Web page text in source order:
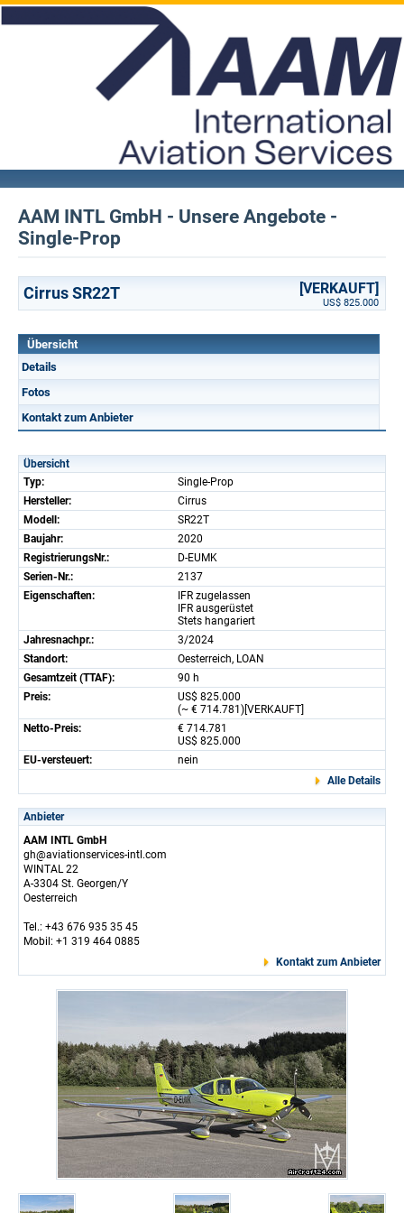
AAM INTL GmbH - Unsere Angebote -
Single-Prop
Cirrus SR22T [VERKAUFT]
US$ 825.000
Übersicht
Details
Fotos
Kontakt zum Anbieter
Übersicht
Typ:
Single-Prop
Hersteller:
Cirrus
Modell:
SR22T
Baujahr:
2020
RegistrierungsNr.:
D-EUMK
Serien-Nr.:
2137
Eigenschaften:
IFR zugelassen
IFR ausgerüstet
Stets hangariert
Jahresnachpr.:
3/2024
Standort:
Oesterreich, LOAN
Gesamtzeit (TTAF):
90 h
Preis:
US$ 825.000
(~ € 714.781)[VERKAUFT]
Netto-Preis:
€ 714.781
US$ 825.000
EU-versteuert:
nein
Alle Details
Anbieter
AAM INTL GmbH
gh@aviationservices-intl.com
WINTAL 22
A-3304 St. Georgen/Y
Oesterreich
Tel.: +43 676 935 35 45
Mobil: +1 319 464 0885
Kontakt zum Anbieter